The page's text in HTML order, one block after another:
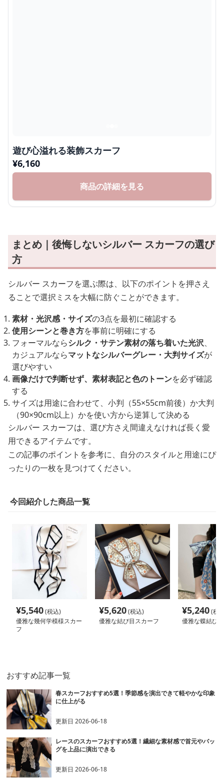
遊び心溢れる装飾スカーフ
¥6,160
商品の詳細を見る
まとめ｜後悔しないシルバー スカーフの選び
方
シルバー スカーフを選ぶ際は、以下のポイントを押さえ
ることで選択ミスを大幅に防ぐことができます。
素材・光沢感・サイズの3点を最初に確認する
使用シーンと巻き方を事前に明確にする
フォーマルならシルク・サテン素材の落ち着いた光沢、
カジュアルならマットなシルバーグレー・大判サイズが
選びやすい
画像だけで判断せず、素材表記と色のトーンを必ず確認
する
サイズは用途に合わせて、小判（55×55cm前後）か大判
（90×90cm以上）かを使い方から逆算して決める
シルバー スカーフは、選び方さえ間違えなければ長く愛
用できるアイテムです。
この記事のポイントを参考に、自分のスタイルと用途にぴ
ったりの一枚を見つけてください。
今回紹介した商品一覧
¥5,540(税込)
優雅な幾何学模様スカー
フ
¥5,620(税込)
優雅な結び目スカーフ
¥5,240(税
優雅な蝶結び
おすすめ記事一覧
春スカーフおすすめ5選！季節感を演出できて軽やかな印象
に仕上がる
更新日2026-06-18
レースのスカーフおすすめ5選！繊細な素材感で首元やバッ
グを上品に演出できる
更新日2026-06-18